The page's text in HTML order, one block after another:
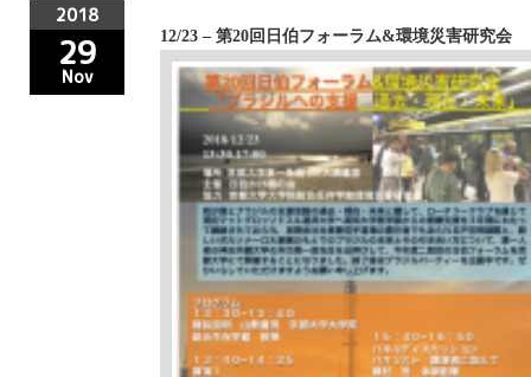
12/23 – 第20回日伯フォーラム&環境災害研究会
2018
29
Nov